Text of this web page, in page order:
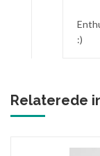
:)
Relaterede